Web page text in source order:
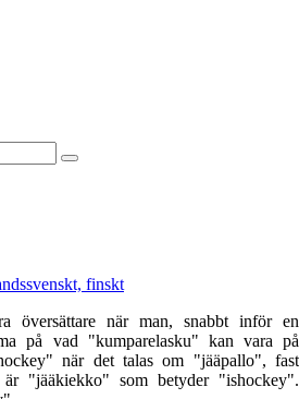
finskt
översättare när man, snabbt inför en
på vad "kumparelasku" kan vara på
när det talas om "jääpallo", fast
"jääkiekko" som betyder "ishockey".